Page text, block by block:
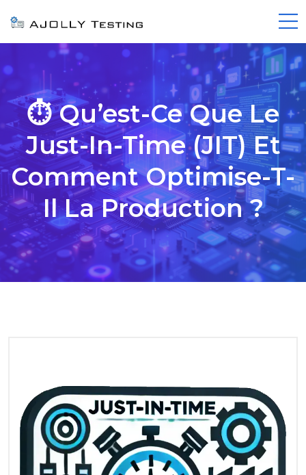
⏱️ Qu’est-Ce Que Le
Just-In-Time (JIT) Et
Comment Optimise-T-
Il La Production ?